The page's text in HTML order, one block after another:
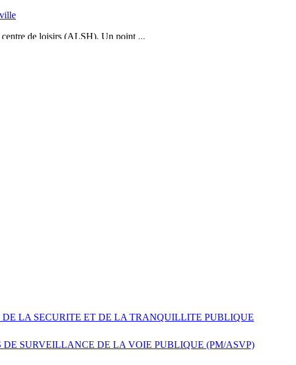
LA SECURITE ET DE LA TRANQUILLITE PUBLIQUE
SURVEILLANCE DE LA VOIE PUBLIQUE (PM/ASVP)
de loisirs (ALSH), Un point ...